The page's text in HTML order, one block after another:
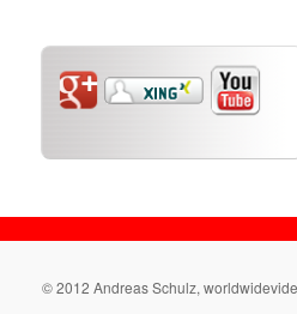
© 2012 Andreas Schulz,